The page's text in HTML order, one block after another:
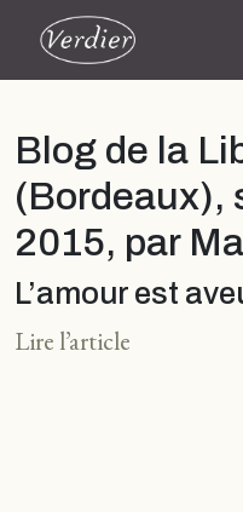
Blog de la
(Bordeaux),
2015, par
L’amour est
Lire l’article